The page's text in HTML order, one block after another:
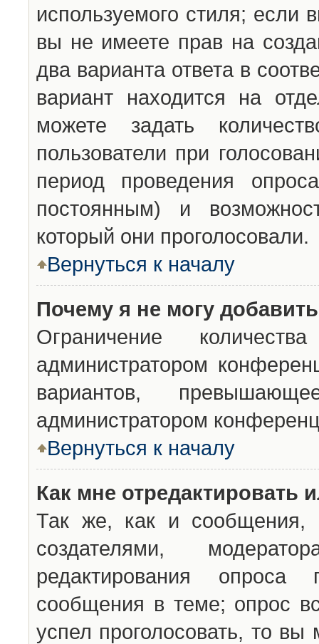
используемого стиля; если
вы не имеете прав на
два варианта ответа в
вариант находится на
можете задать
пользователи при
период проведения
постоянным) и
который они проголосовали.
Вернуться к началу
Почему я не могу
Ограничение
администратором
вариантов,
администратором
Вернуться к началу
Как мне отредактировать
Так же, как и сообщения,
создателями,
редактирования опроса
сообщения в теме; опрос
успел проголосовать, то вы